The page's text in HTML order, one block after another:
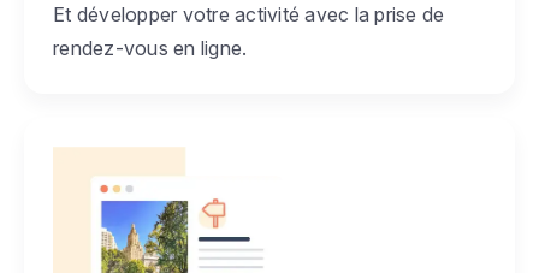
Et développer votre activité avec la prise de
rendez-vous en ligne.